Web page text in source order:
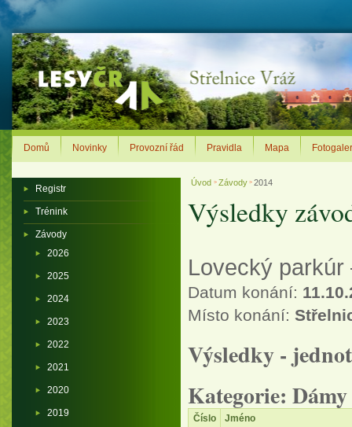
Úvod > Závody > 2014
Výsledky
Lovecký parkúr
Datum konání:
Místo konání:
Výsledky -
Kategorie: Dámy
Číslo
Jméno
Registr
Trénink
Závody
2026
2025
2024
2023
2022
2021
2020
2019
Domů Novinky Provozní řád Pravidla Mapa